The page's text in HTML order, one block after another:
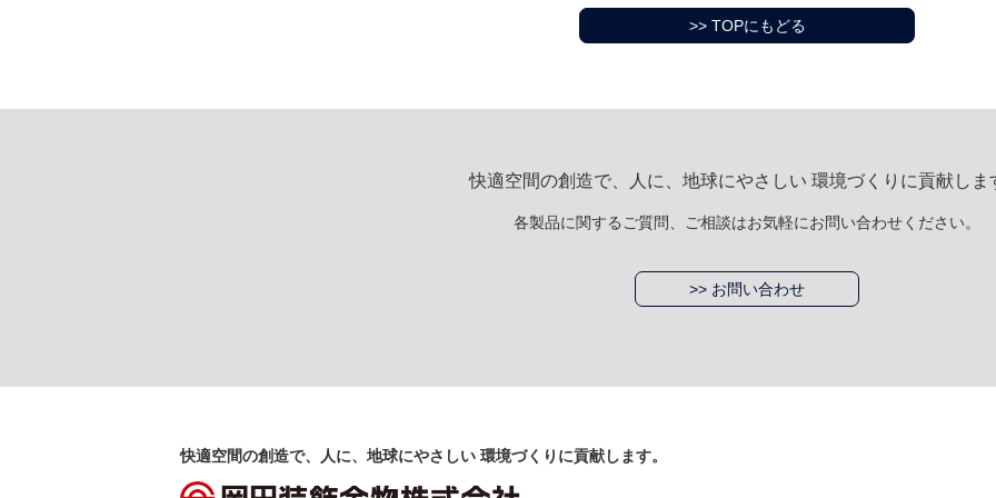
>> TOPにもどる
快適空間の創造で、人に、地球にやさしい 環境づくりに貢献しま
各製品に関するご質問、ご相談はお気軽にお問い合わせください。
>> お問い合わせ
快適空間の創造で、人に、地球にやさしい 環境づくりに貢献します。